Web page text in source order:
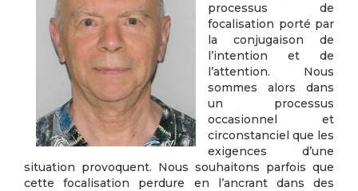
processus de
focalisation porté par
la conjugaison de
l’intention et de
l’attention. Nous
sommes alors dans
un processus
occasionnel et
circonstanciel que les
exigences d’une
situation provoquent. Nous souhaitons parfois que
cette focalisation perdure en l’ancrant dans des